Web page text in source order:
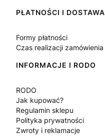
PŁATNOŚCI I DOSTAWA
Formy płatności
Czas realizacji zamówienia
INFORMACJE I RODO
RODO
Jak kupować?
Regulamin sklepu
Polityka prywatności
Zwroty i reklamacje